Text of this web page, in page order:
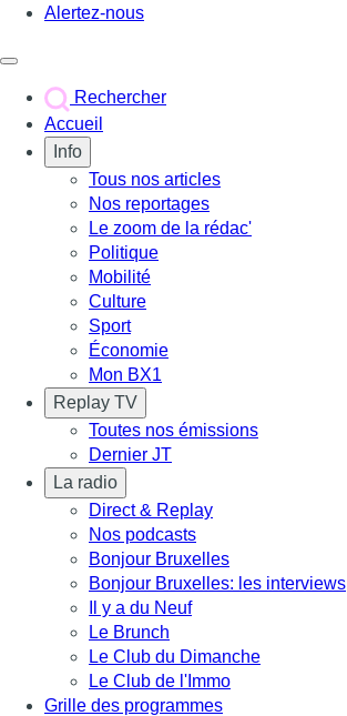
Alertez-nous
Rechercher
Accueil
Info
Tous nos articles
Nos reportages
Le zoom de la rédac'
Politique
Mobilité
Culture
Sport
Économie
Mon BX1
Replay TV
Toutes nos émissions
Dernier JT
La radio
Direct & Replay
Nos podcasts
Bonjour Bruxelles
Bonjour Bruxelles: les interviews
Il y a du Neuf
Le Brunch
Le Club du Dimanche
Le Club de l'Immo
Grille des programmes